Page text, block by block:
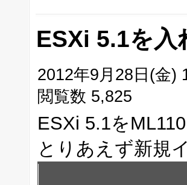
ESXi 5.1を入
2012年9月28日(金)
閲覧数 5,825
ESXi 5.1を
とりあえず新規